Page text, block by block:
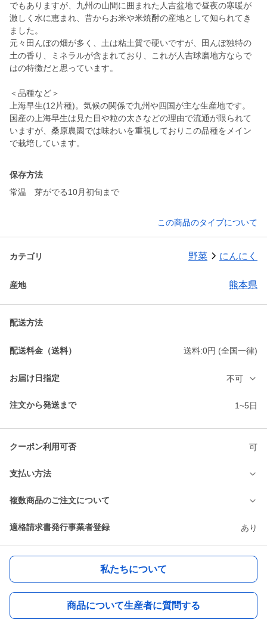
でもありますが、九州の山間に囲まれた人吉盆地で昼夜の寒暖が
激しく水に恵まれ、昔からお米や米焼酎の産地として知られてき
ました。
元々田んぼの畑が多く、土は粘土質で硬いですが、田んぼ独特の
土の香り、ミネラルが含まれており、これが人吉球磨地方ならで
はの特徴だと思っています。
＜品種など＞
上海早生(12片種)。気候の関係で九州や四国が主な生産地です。
国産の上海早生は見た目や粒の太さなどの理由で流通が限られて
いますが、桑原農園では味わいを重視しておりこの品種をメイン
で栽培しています。
保存方法
常温 芽がでる10月初旬まで
この商品のタイプについて
カテゴリ 野菜 にんにく
産地 熊本県
配送方法
配送料金（送料） 送料:0円 (全国一律)
お届け日指定 不可
注文から発送まで 1~5日
クーポン利用可否 可
支払い方法
複数商品のご注文について
適格請求書発行事業者登録 あり
私たちについて
商品について生産者に質問する